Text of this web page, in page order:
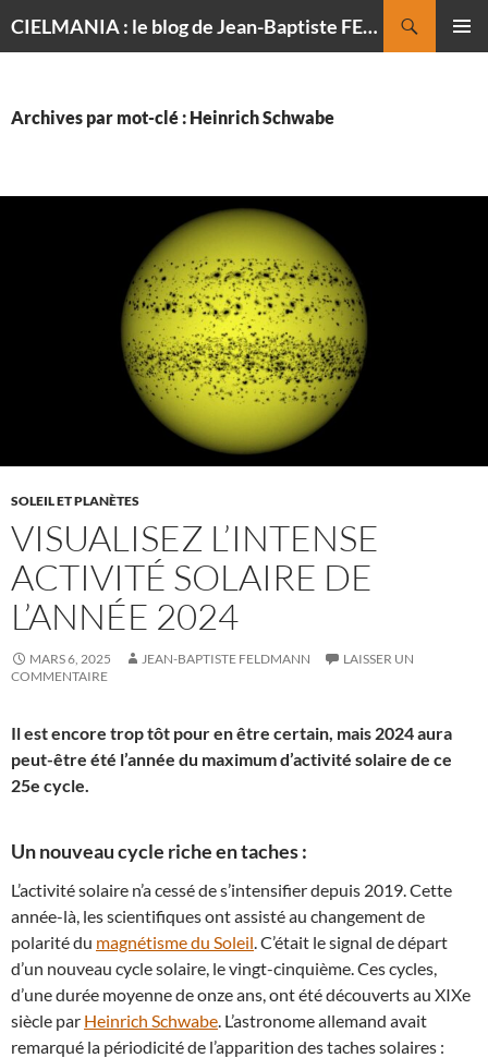
CIELMANIA : le blog de Jean-Baptiste FELDMANN, photographe du ciel
Archives par mot-clé : Heinrich Schwabe
SOLEIL ET PLANÈTES
VISUALISEZ L’INTENSE
ACTIVITÉ SOLAIRE DE
L’ANNÉE 2024
MARS 6, 2025 JEAN-BAPTISTE FELDMANN
LAISSER UN
COMMENTAIRE
Il est encore trop tôt pour en être certain, mais 2024 aura
peut-être été l’année du maximum d’activité solaire de ce
25e cycle.
Un nouveau cycle riche en taches :
L’activité solaire n’a cessé de s’intensifier depuis 2019. Cette
année-là, les scientifiques ont assisté au changement de
polarité du magnétisme du Soleil. C’était le signal de départ
d’un nouveau cycle solaire, le vingt-cinquième. Ces cycles,
d’une durée moyenne de onze ans, ont été découverts au XIXe
siècle par Heinrich Schwabe. L’astronome allemand avait
remarqué la périodicité de l’apparition des taches solaires :